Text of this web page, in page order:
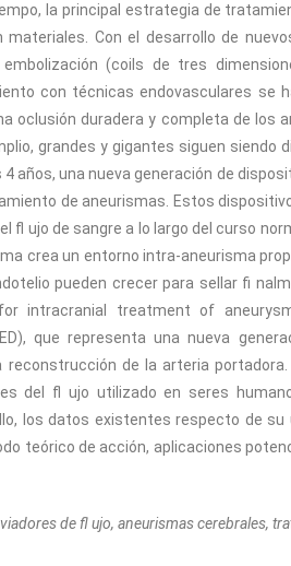
la principal estrategia de
materiales. Con el desarrollo de
(coils de tres
con técnicas endovasculares se
oclusión duradera y completa de los
grandes y gigantes siguen siendo
años, una nueva generación de
de aneurismas. Estos
fl ujo de sangre a lo largo del curso
crea un entorno intra-aneurisma
pueden crecer para sellar fi
intracranial treatment of
que representa una nueva
reconstrucción de la arteria
del fl ujo utilizado en seres
los datos existentes respecto de
teórico de acción, aplicaciones
de fl ujo, aneurismas cerebrales,